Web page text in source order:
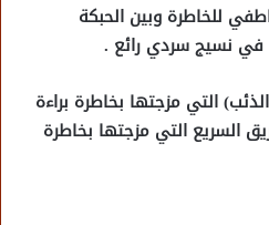
للخاطرة وبين الحبكة
في نسيج سردي رائع .
التي مزجتها بخاطرة براءة
السريع التي مزجتها بخاطرة